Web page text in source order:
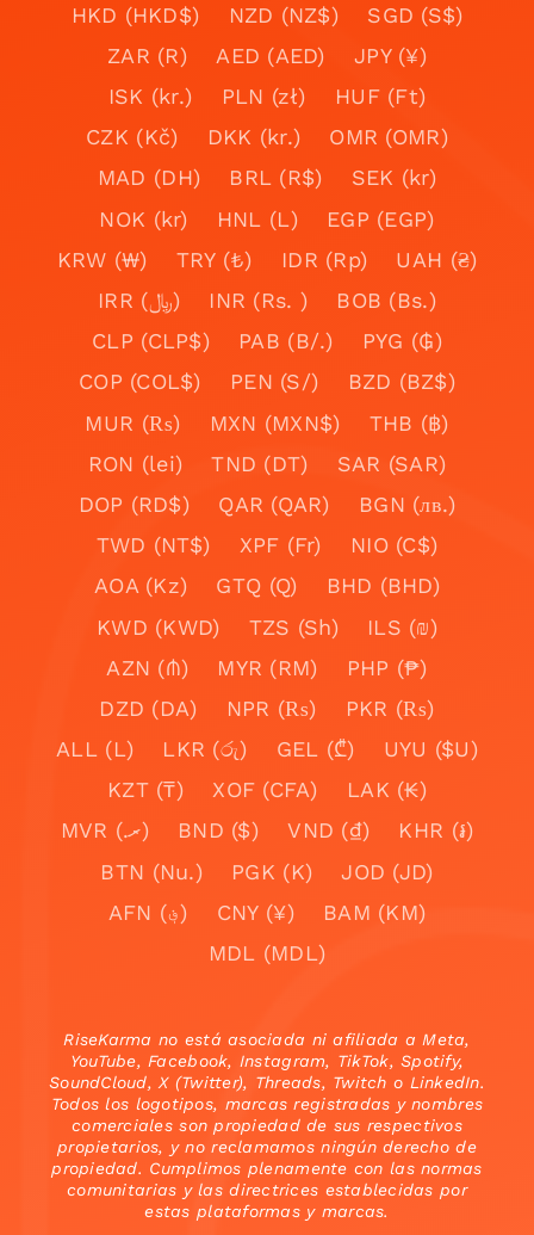
HKD (HKD$)
NZD (NZ$)
SGD (S$)
ZAR (R)
AED (AED)
JPY (¥)
ISK (kr.)
PLN (zł)
HUF (Ft)
CZK (Kč)
DKK (kr.)
OMR (OMR)
MAD (DH)
BRL (R$)
SEK (kr)
NOK (kr)
HNL (L)
EGP (EGP)
KRW (₩)
TRY (₺) IDR (Rp)
UAH (₴)
IRR (﷼)
INR (Rs. )
BOB (Bs.)
CLP (CLP$)
PAB (B/.)
PYG (₲)
COP (COL$)
PEN (S/)
BZD (BZ$)
MUR (₨)
MXN (MXN$)
THB (฿)
RON (lei)
TND (DT)
SAR (SAR)
DOP (RD$)
QAR (QAR)
BGN (лв.)
TWD (NT$)
XPF (Fr)
NIO (C$)
AOA (Kz)
GTQ (Q)
BHD (BHD)
KWD (KWD)
TZS (Sh)
ILS (₪)
AZN (₼)
MYR (RM)
PHP (₱)
DZD (DA)
NPR (₨)
PKR (₨)
ALL (L)
LKR (රු) GEL (₾)
UYU ($U)
KZT (₸)
XOF (CFA)
LAK (₭)
MVR (.ރ)
BND ($) VND (₫)
KHR (៛)
BTN (Nu.)
PGK (K)
JOD (JD)
AFN (؋)
CNY (¥)
BAM (KM)
MDL (MDL)
RiseKarma no está asociada ni afiliada a Meta,
YouTube, Facebook, Instagram, TikTok, Spotify,
SoundCloud, X (Twitter), Threads, Twitch o LinkedIn.
Todos los logotipos, marcas registradas y nombres
comerciales son propiedad de sus respectivos
propietarios, y no reclamamos ningún derecho de
propiedad. Cumplimos plenamente con las normas
comunitarias y las directrices establecidas por
estas plataformas y marcas.